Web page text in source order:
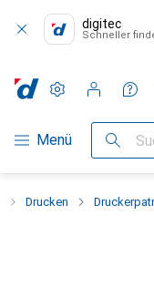
digitec
Schneller
Navigation nach
Menü Suche
Einstellungen
Kundenkonto
Vergleichslisten
Merklisten
Warenkorb
Drucken